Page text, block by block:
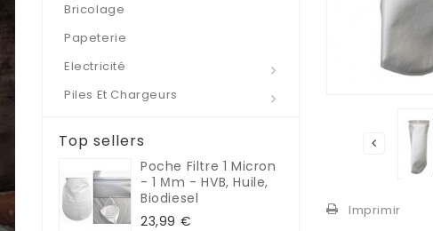
Bricolage
Papeterie
Electricité
Piles Et Chargeurs
Top sellers
Poche Filtre 1 Micron
- 1 Μm - HVB, Huile,
Biodiesel
23,99 €
Imprimir